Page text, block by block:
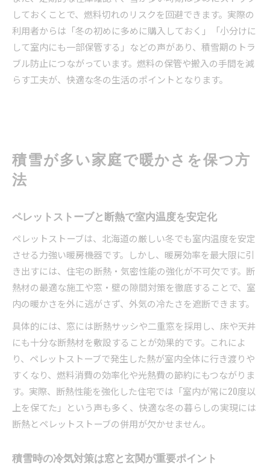
しておくことで、燃料切れのリスクを回避できます。実際の
利用者からは「冬の初めに多めに購入しておく」「小分けに
して室内にも一部保管する」などの声があり、積雪期のトラ
ブル防止につながっています。燃料の保管や搬入の手間を減
らす工夫が、快適な冬の生活のポイントとなります。
積雪が多い家庭で暖かさを保つ方
法
ペレットストーブと断熱で室内温度を安定化
ペレットストーブは、北海道の厳しい冬でも室内温度を安定
させる力強い暖房機器です。しかし、暖房効率を最大限に引
き出すには、住宅の断熱・気密性能の強化が不可欠です。断
熱材の最適な施工や窓・壁の隙間対策を徹底することで、室
内の暖かさを外に逃がさず、外気の冷たさを遮断できます。
具体的には、窓には断熱サッシや二重窓を採用し、床や天井
にも十分な断熱材を敷設することが効果的です。これによ
り、ペレットストーブで発生した熱が室内全体に行き渡りや
すくなり、燃料消費の効率化や光熱費の節約にもつながりま
す。実際、断熱性能を強化した住宅では「室内が常に20度以
上を保てた」という声も多く、快適な冬の暮らしの実現には
断熱とペレットストーブの併用が欠かせません。
積雪時の冷気対策は窓と玄関が重要ポイント